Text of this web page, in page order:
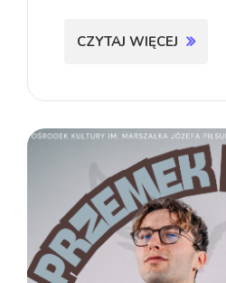
CZYTAJ WIĘCEJ